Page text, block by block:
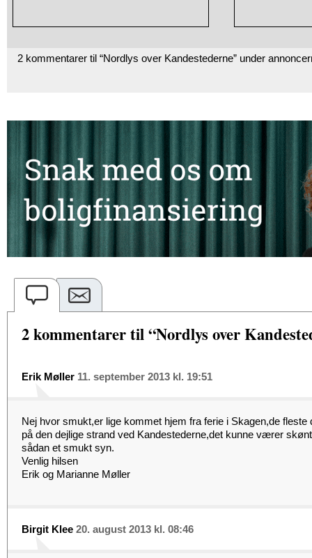
2 kommentarer til “Nordlys over Kandestederne” under
2 kommentarer til “Nordlys over
Erik Møller 11. september 2013 kl. 19:51
Nej hvor smukt,er lige kommet hjem fra ferie i Skagen,de fleste
på den dejlige strand ved Kandestederne,det kunne værer
sådan et smukt syn.
Venlig hilsen
Erik og Marianne Møller
Birgit Klee 20. august 2013 kl. 08:46